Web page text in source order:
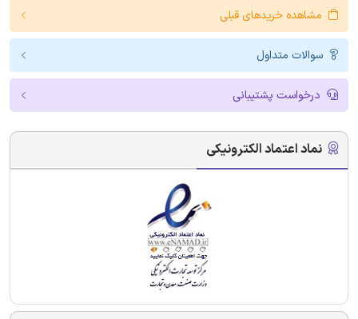
مشاهده خریدهای قبلی
سوالات متداول
درخواست پشتیبانی
نماد اعتماد الکترونیکی